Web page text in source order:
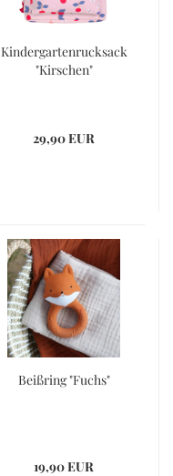
Kindergartenrucksack
"Kirschen"
29,90 EUR
Beißring "Fuchs"
19,90 EUR